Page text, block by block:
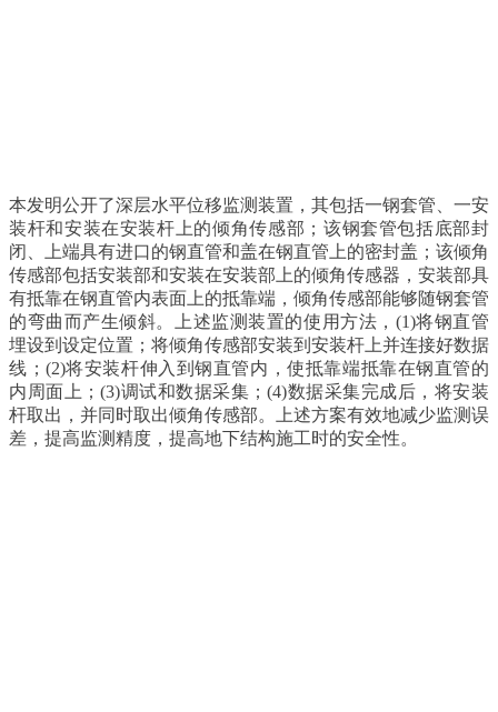
本发明公开了深层水平位移监测装置，其包括一钢套管、一安
装杆和安装在安装杆上的倾角传感部；该钢套管包括底部封
闭、上端具有进口的钢直管和盖在钢直管上的密封盖；该倾角
传感部包括安装部和安装在安装部上的倾角传感器，安装部具
有抵靠在钢直管内表面上的抵靠端，倾角传感部能够随钢套管
的弯曲而产生倾斜。上述监测装置的使用方法，(1)将钢直管
埋设到设定位置；将倾角传感部安装到安装杆上并连接好数据
线；(2)将安装杆伸入到钢直管内，使抵靠端抵靠在钢直管的
内周面上；(3)调试和数据采集；(4)数据采集完成后，将安装
杆取出，并同时取出倾角传感部。上述方案有效地减少监测误
差，提高监测精度，提高地下结构施工时的安全性。